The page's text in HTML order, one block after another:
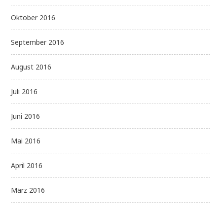
Oktober 2016
September 2016
August 2016
Juli 2016
Juni 2016
Mai 2016
April 2016
März 2016